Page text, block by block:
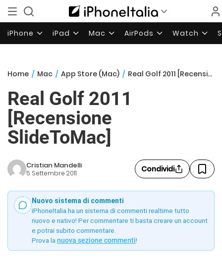
iPhone iPad Mac AirPods Watch
Home / Mac / App Store (Mac) / Real Golf 2011 [Recensione SlideToMac]
Real Golf 2011
[Recensione
SlideToMac]
Cristian Mandelli
5 Settembre 2011 Condividi
Nuovo sistema di commenti
iPhoneItalia ha un sistema di commenti realtime tutto
nuovo e nativo! Per commentare ti basta creare un account
e potrai subito commentare.
Prova la nuova sezione commenti!